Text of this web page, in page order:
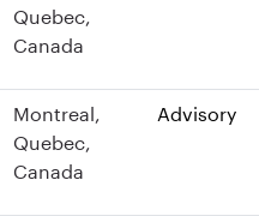
Quebec,
Canada
Montreal,
Quebec,
Canada
Advisory